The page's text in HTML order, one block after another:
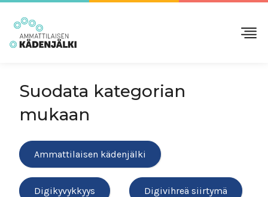
Suodata kategorian
mukaan
Ammattilaisen kädenjälki
Digikyvykkyys Digivihreä siirtymä